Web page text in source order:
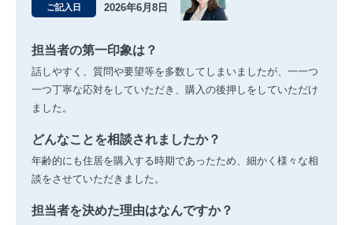
ご記入日 2026年6月8日
担当者の第一印象は？
話しやすく、質問や要望等を多数してしまいましたが、一一つ
一つ丁寧な応対をしていただき、購入の後押しをしていただけ
ました。
どんなことを相談されましたか？
年齢的にも住居を購入する時期であったため、細かく様々な相
談をさせていただきました。
担当者を決めた理由はなんですか？